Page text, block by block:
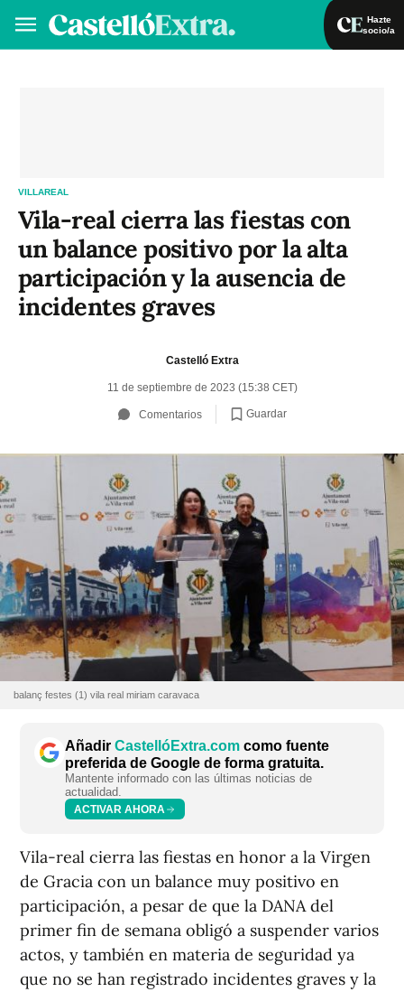
Hazte
socio/a
VILLAREAL
Vila-real cierra las fiestas con
un balance positivo por la alta
participación y la ausencia de
incidentes graves
Castelló Extra
11 de septiembre de 2023 (15:38 CET)
Comentarios Guardar
balanç festes (1) vila real miriam caravaca
Añadir CastellóExtra.com como fuente
preferida de Google de forma gratuita.
Mantente informado con las últimas noticias de
actualidad.
ACTIVAR AHORA
Vila-real cierra las fiestas en honor a la Virgen
de Gracia con un balance muy positivo en
participación, a pesar de que la DANA del
primer fin de semana obligó a suspender varios
actos, y también en materia de seguridad ya
que no se han registrado incidentes graves y la